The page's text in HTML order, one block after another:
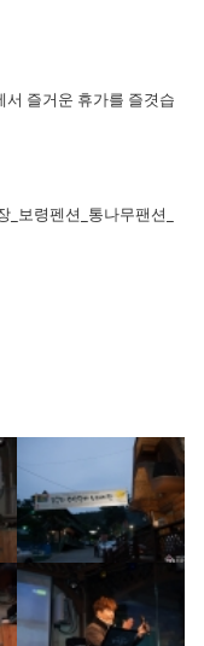
즐거운 휴가를 즐겻습
보령펜션_통나무팬션_